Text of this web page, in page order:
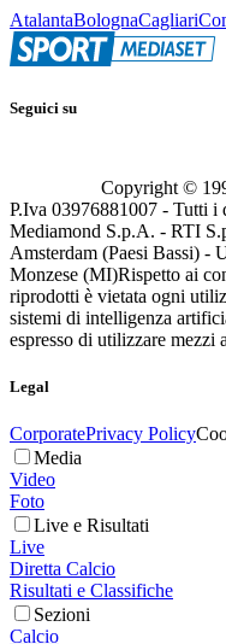
AtalantaBolognaCagliari
Seguici su
Copyright ©
P.Iva 03976881007 - Tutti
Mediamond S.p.A. - RTI
Amsterdam (Paesi Bassi) -
Monzese (MI)Rispetto ai
riprodotti è vietata ogni
sistemi di intelligenza
espresso di utilizzare mezzi
Legal
CorporatePrivacy Policy
Media
Video
Foto
Live e Risultati
Live
Diretta Calcio
Risultati e Classifiche
Sezioni
Calcio